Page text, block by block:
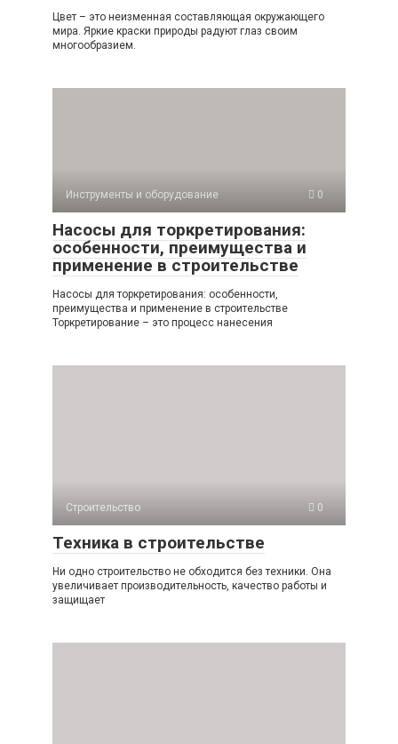
Цвет – это неизменная составляющая окружающего
мира. Яркие краски природы радуют глаз своим
многообразием.
Инструменты и оборудование 0
Насосы для торкретирования:
особенности, преимущества и
применение в строительстве
Насосы для торкретирования: особенности,
преимущества и применение в строительстве
Торкретирование – это процесс нанесения
Строительство 0
Техника в строительстве
Ни одно строительство не обходится без техники. Она
увеличивает производительность, качество работы и
защищает